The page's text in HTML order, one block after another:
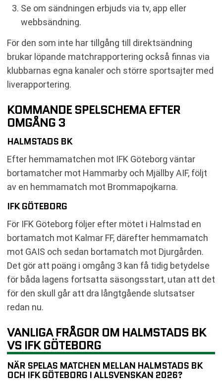
Se om sändningen erbjuds via tv, app eller
webbsändning.
För den som inte har tillgång till direktsändning
brukar löpande matchrapportering också finnas via
klubbarnas egna kanaler och större sportsajter med
liverapportering.
KOMMANDE SPELSCHEMA EFTER
OMGÅNG 3
HALMSTADS BK
Efter hemmamatchen mot IFK Göteborg väntar
bortamatcher mot Hammarby och Mjällby AIF, följt
av en hemmamatch mot Brommapojkarna.
IFK GÖTEBORG
För IFK Göteborg följer efter mötet i Halmstad en
bortamatch mot Kalmar FF, därefter hemmamatch
mot GAIS och sedan bortamatch mot Djurgården.
Det gör att poäng i omgång 3 kan få tidig betydelse
för båda lagens fortsatta säsongsstart, utan att det
för den skull går att dra långtgående slutsatser
redan nu.
VANLIGA FRÅGOR OM HALMSTADS BK
VS IFK GÖTEBORG
NÄR SPELAS MATCHEN MELLAN HALMSTADS BK
OCH IFK GÖTEBORG I ALLSVENSKAN 2026?